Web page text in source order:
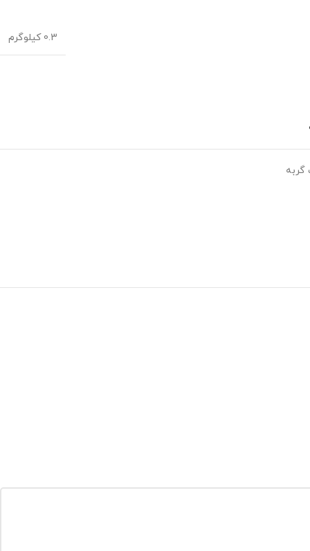
0.3 کیلوگرم
گربه